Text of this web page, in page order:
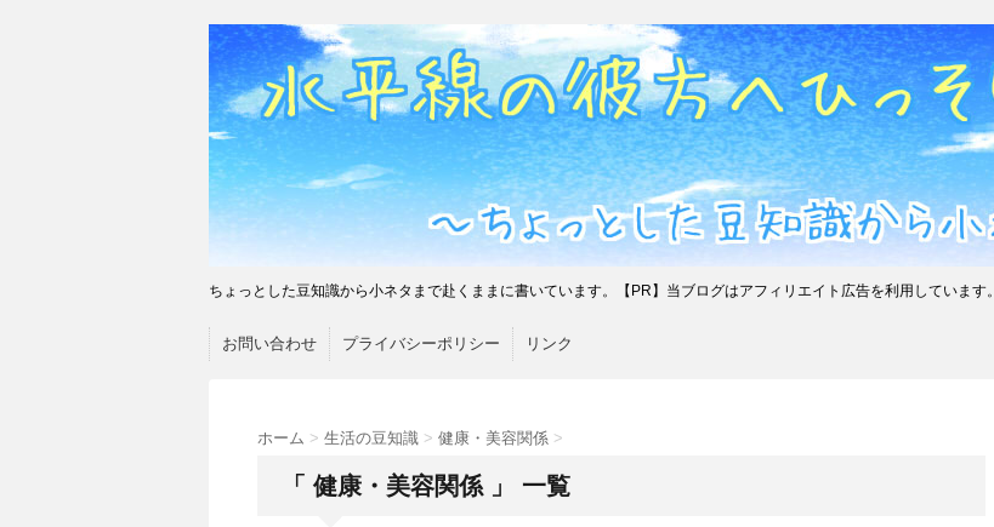
ちょっとした豆知識から小ネタまで赴くままに書いています。【PR】当ブログはアフィリエイト広告を利用しています。
お問い合わせ プライバシーポリシー リンク
ホーム > 生活の豆知識 > 健康・美容関係 >
「 健康・美容関係 」 一覧